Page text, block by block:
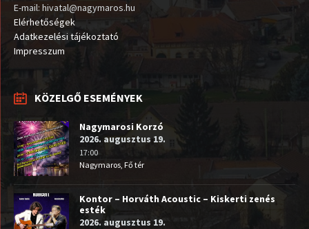
E-mail: hivatal@nagymaros.hu
Elérhetőségek
Adatkezelési tájékoztató
Impresszum
KÖZELGŐ ESEMÉNYEK
Nagymarosi Korzó
2026. augusztus 19.
17:00
Nagymaros, Fő tér
Kontor – Horváth Acoustic – Kiskerti zenés
esték
2026. augusztus 19.